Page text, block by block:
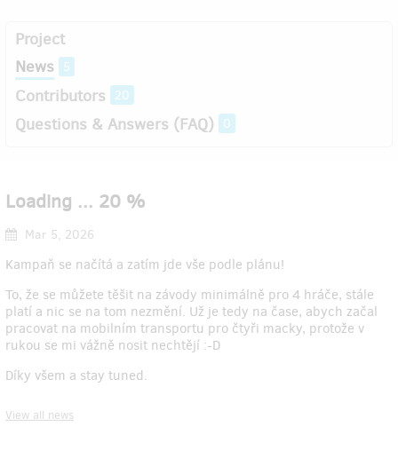
Project
News 5
Contributors 20
Questions & Answers (FAQ) 0
Loading ... 20 %
Mar 5, 2026
Kampaň se načítá a zatím jde vše podle plánu!
To, že se můžete těšit na závody minimálně pro 4 hráče, stále
platí a nic se na tom nezmění. Už je tedy na čase, abych začal
pracovat na mobilním transportu pro čtyři macky, protože v
rukou se mi vážně nosit nechtějí :-D
Díky všem a stay tuned.
View all news